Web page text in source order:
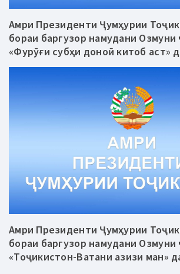
Амри Президенти Ҷумҳурии
бораи баргузор намудани Озмуни
«Фурӯғи субҳи доноӣ китоб аст»
Амри Президенти Ҷумҳурии
бораи баргузор намудани Озмуни
«Тоҷикистон-Ватани азизи ман»